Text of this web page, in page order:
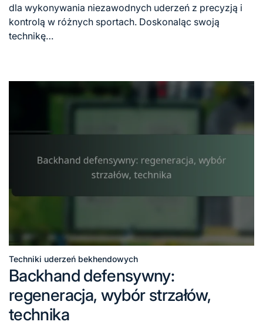
time
dla wykonywania niezawodnych uderzeń z precyzją i
kontrolą w różnych sportach. Doskonaląc swoją
technikę…
Posted
in
Techniki uderzeń bekhendowych
Backhand defensywny:
regeneracja, wybór strzałów,
technika